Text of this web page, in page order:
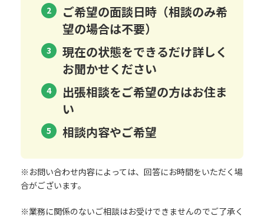
ご希望の面談日時（相談のみ希
望の場合は不要）
現在の状態をできるだけ詳しく
お聞かせください
出張相談をご希望の方はお住ま
い
相談内容やご希望
※お問い合わせ内容によっては、回答にお時間をいただく場
合がございます。
※業務に関係のないご相談はお受けできませんのでご了承く